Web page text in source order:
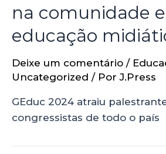
na comunidade
educação
Deixe um comentário /
Uncategorized / PorJ.Press
GEduc 2024 atraiu
congressistas de todo o país